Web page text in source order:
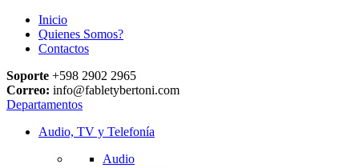
Inicio
Quienes Somos?
Contactos
Soporte +598 2902 2965
Correo: info@fabletybertoni.com
Departamentos
Audio, TV y Telefonía
Audio